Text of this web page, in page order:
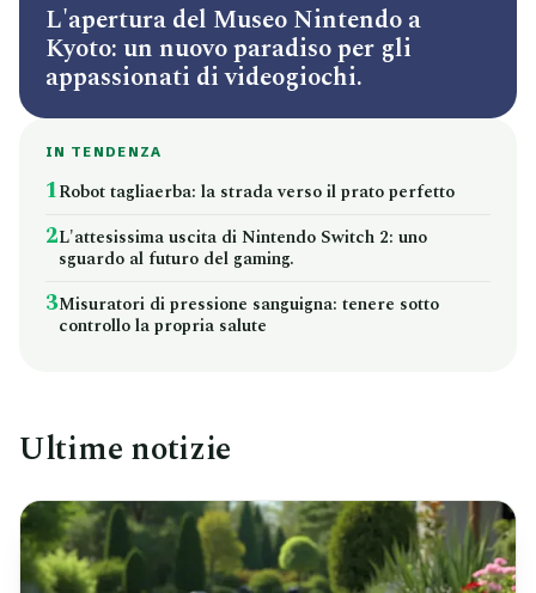
L'apertura del Museo Nintendo a
Kyoto: un nuovo paradiso per gli
appassionati di videogiochi.
IN TENDENZA
1Robot tagliaerba: la strada verso il prato perfetto
2L'attesissima uscita di Nintendo Switch 2: uno
sguardo al futuro del gaming.
3Misuratori di pressione sanguigna: tenere sotto
controllo la propria salute
Ultime notizie